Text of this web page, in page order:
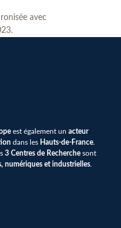
avec
est également un acteur
dans les Hauts-de-France
3 Centres de Recherche sont
numériques et industrielles